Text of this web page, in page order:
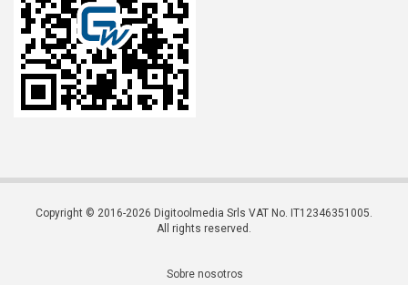
Copyright © 2016-2026 Digitoolmedia Srls VAT No. IT12346351005.
All rights reserved.
Sobre nosotros